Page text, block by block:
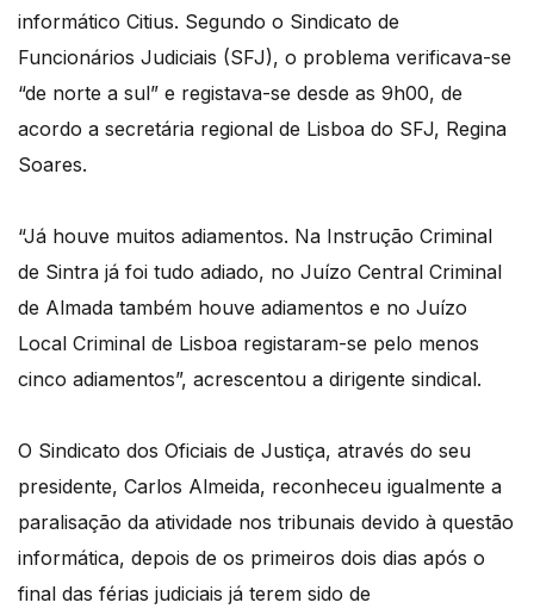
informático Citius. Segundo o Sindicato de
Funcionários Judiciais (SFJ), o problema verificava-se
“de norte a sul” e registava-se desde as 9h00, de
acordo a secretária regional de Lisboa do SFJ, Regina
Soares.
“Já houve muitos adiamentos. Na Instrução Criminal
de Sintra já foi tudo adiado, no Juízo Central Criminal
de Almada também houve adiamentos e no Juízo
Local Criminal de Lisboa registaram-se pelo menos
cinco adiamentos”, acrescentou a dirigente sindical.
O Sindicato dos Oficiais de Justiça, através do seu
presidente, Carlos Almeida, reconheceu igualmente a
paralisação da atividade nos tribunais devido à questão
informática, depois de os primeiros dois dias após o
final das férias judiciais já terem sido de